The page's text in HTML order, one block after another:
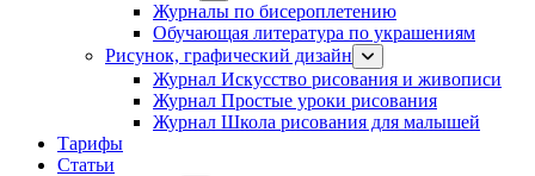
Журналы по бисероплетению
Обучающая литература по украшениям
Рисунок, графический дизайн
Журнал Искусство рисования и живописи
Журнал Простые уроки рисования
Журнал Школа рисования для малышей
Тарифы
Статьи